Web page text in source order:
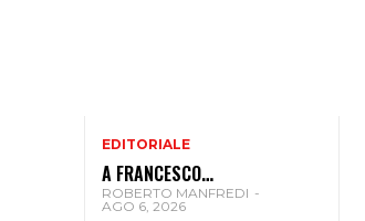
EDITORIALE
A FRANCESCO…
ROBERTO MANFREDI -
AGO 6, 2026